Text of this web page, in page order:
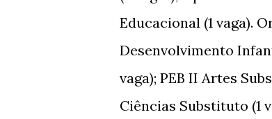
Educacional (1 vaga).
Desenvolvimento
vaga); PEB II Artes
Ciências Substituto (1